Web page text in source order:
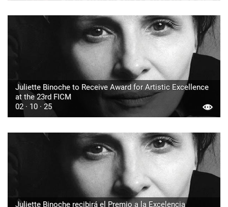
Juliette Binoche to Receive Award for Artistic Excellence
at the 23rd FICM
02 · 10 · 25
Juliette Binoche recibirá el Premio a la Excelencia